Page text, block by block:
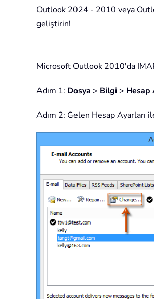
Outlook 2024 - 2010 veya
geliştirin!
Microsoft Outlook 2010'da
Adım 1: Dosya > Bilgi > Hesap
Adım 2: Gelen Hesap Ayarları